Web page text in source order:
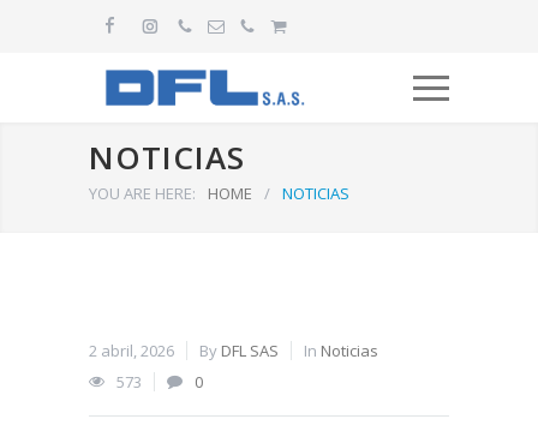
NOTICIAS
YOU ARE HERE: HOME / NOTICIAS
2 abril, 2026 By DFL SAS In Noticias
573
0